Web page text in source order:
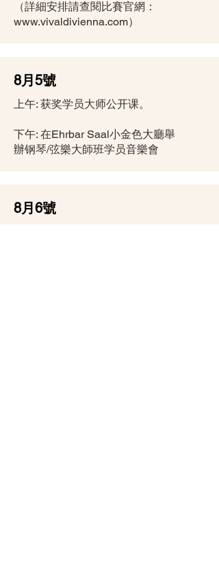
（詳細安排請查閱比賽官網：
www.vivaldivienna.com）
8月5號
上午: 获奖学员大师公开课。
下午: 在Ehrbar Saal小金色大廳舉
辦钢琴/弦樂大師班学员音樂會
8月6號